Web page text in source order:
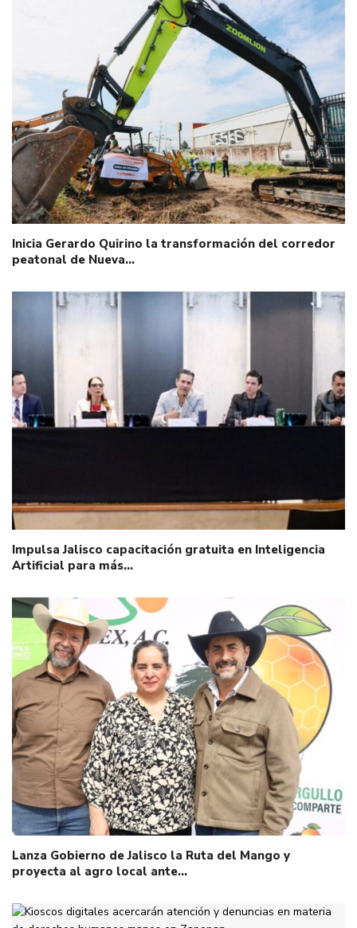
Inicia Gerardo Quirino la transformación del corredor
peatonal de Nueva…
Impulsa Jalisco capacitación gratuita en Inteligencia
Artificial para más…
Lanza Gobierno de Jalisco la Ruta del Mango y
proyecta al agro local ante…